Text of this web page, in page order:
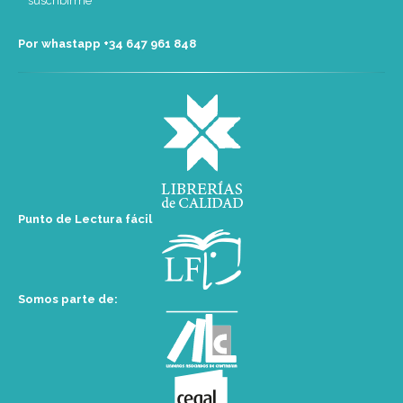
Por whastapp +34 ‭647 961 848‬
Punto de Lectura fácil
Somos parte de: